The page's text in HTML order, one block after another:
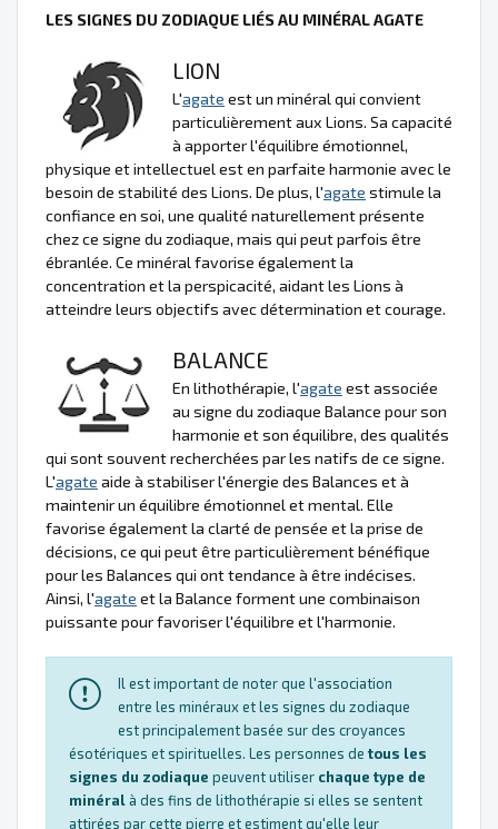
LES SIGNES DU ZODIAQUE LIÉS AU MINÉRAL AGATE
LION
L'agate est un minéral qui convient
particulièrement aux Lions. Sa capacité
à apporter l'équilibre émotionnel,
physique et intellectuel est en parfaite harmonie avec le
besoin de stabilité des Lions. De plus, l'agate stimule la
confiance en soi, une qualité naturellement présente
chez ce signe du zodiaque, mais qui peut parfois être
ébranlée. Ce minéral favorise également la
concentration et la perspicacité, aidant les Lions à
atteindre leurs objectifs avec détermination et courage.
BALANCE
En lithothérapie, l'agate est associée
au signe du zodiaque Balance pour son
harmonie et son équilibre, des qualités
qui sont souvent recherchées par les natifs de ce signe.
L'agate aide à stabiliser l'énergie des Balances et à
maintenir un équilibre émotionnel et mental. Elle
favorise également la clarté de pensée et la prise de
décisions, ce qui peut être particulièrement bénéfique
pour les Balances qui ont tendance à être indécises.
Ainsi, l'agate et la Balance forment une combinaison
puissante pour favoriser l'équilibre et l'harmonie.
Il est important de noter que l'association
entre les minéraux et les signes du zodiaque
est principalement basée sur des croyances
ésotériques et spirituelles. Les personnes de tous les
signes du zodiaque peuvent utiliser chaque type de
minéralà des fins de lithothérapie si elles se sentent
attirées par cette pierre et estiment qu'elle leur